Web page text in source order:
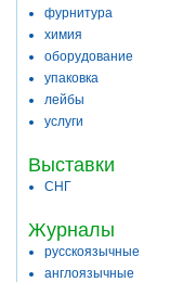
фурнитура
химия
оборудование
упаковка
лейбы
услуги
Выставки
СНГ
Журналы
русскоязычные
англоязычные